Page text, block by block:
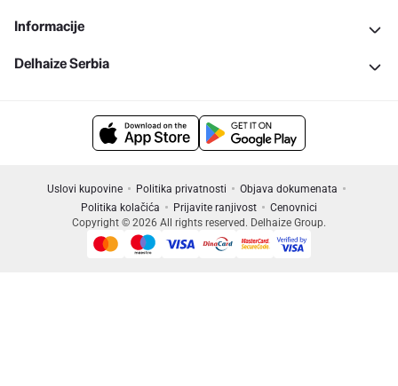
Informacije
Delhaize Serbia
Uslovi kupovine Politika privatnosti
Objava dokumenata
Politika kolačića
Prijavite ranjivost
Cenovnici
Copyright © 2026 All rights reserved. Delhaize Group.